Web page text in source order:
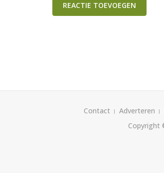
REACTIE TOEVOEGEN
Contact Adverteren
Copyright